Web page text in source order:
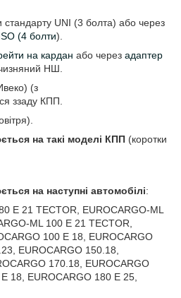
UNI (3 болта) або через
(4 болти).
на кардан або через адаптер
НШ.
(з
ззаду КПП.
на такі моделі КПП (коротки
на наступні автомобілі:
E 21 TECTOR, EUROCARGO-ML
ML 100 E 21 TECTOR,
100 E 18, EUROCARGO
EUROCARGO 150.18,
170.18, EUROCARGO
18, EUROCARGO 180 E 25,